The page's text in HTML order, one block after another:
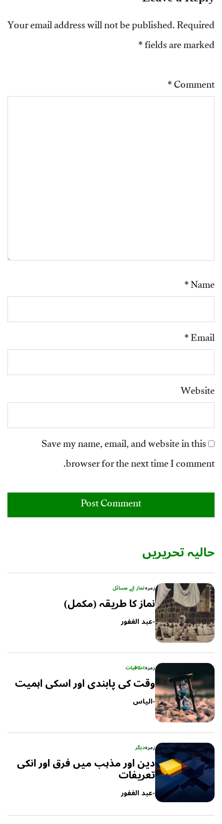
Your email address will not be published.Required
fields are marked
*
Comment
*
Name
*
Email
*
Website
Save my name, email, and website in this
browser for the next time I comment.
حالیہ تحریریں
زمرہنماز کے مسائل
نماز کا طریقہ (مکمل)
-عبد الغفور
زمرہاخلاقیات
وقت کی پابندی اور اسکی اہمیت
-الیاس
زمرہدیگر
دین اور مذہب میں فرق اور انکی
تعریفات
-عبد الغفور